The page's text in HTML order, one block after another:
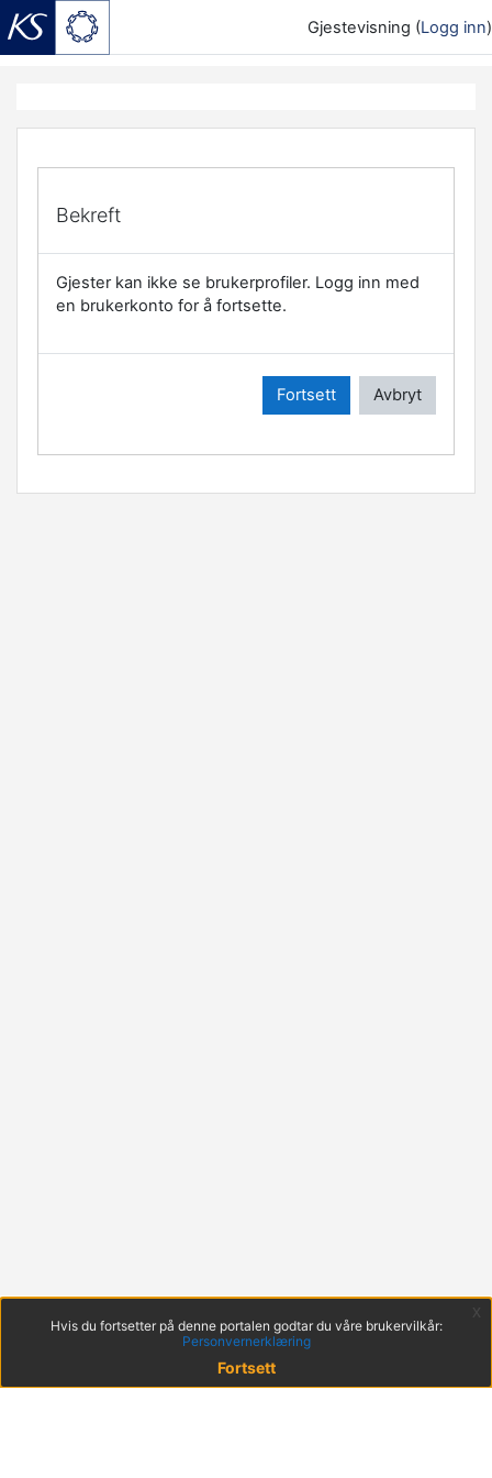
Gjestevisning (Logg inn)
Bekreft
Gjester kan ikke se brukerprofiler. Logg inn med
en brukerkonto for å fortsette.
Fortsett Avbryt
Hvis du fortsetter på denne portalen godtar du våre brukervilkår:
Personvernerklæring
Fortsett
x